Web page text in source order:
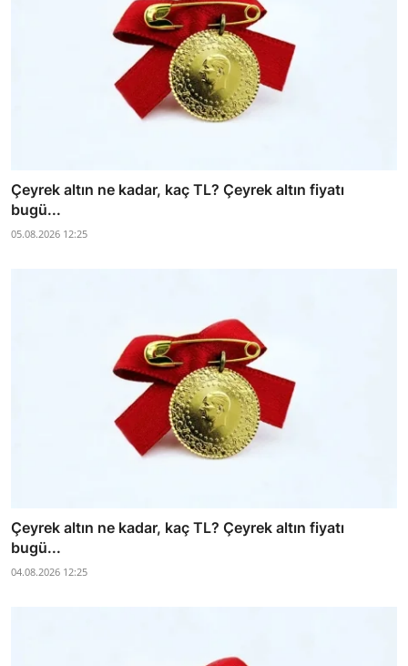
Çeyrek altın ne kadar, kaç TL? Çeyrek altın fiyatı
bugü...
05.08.2026 12:25
Çeyrek altın ne kadar, kaç TL? Çeyrek altın fiyatı
bugü...
04.08.2026 12:25